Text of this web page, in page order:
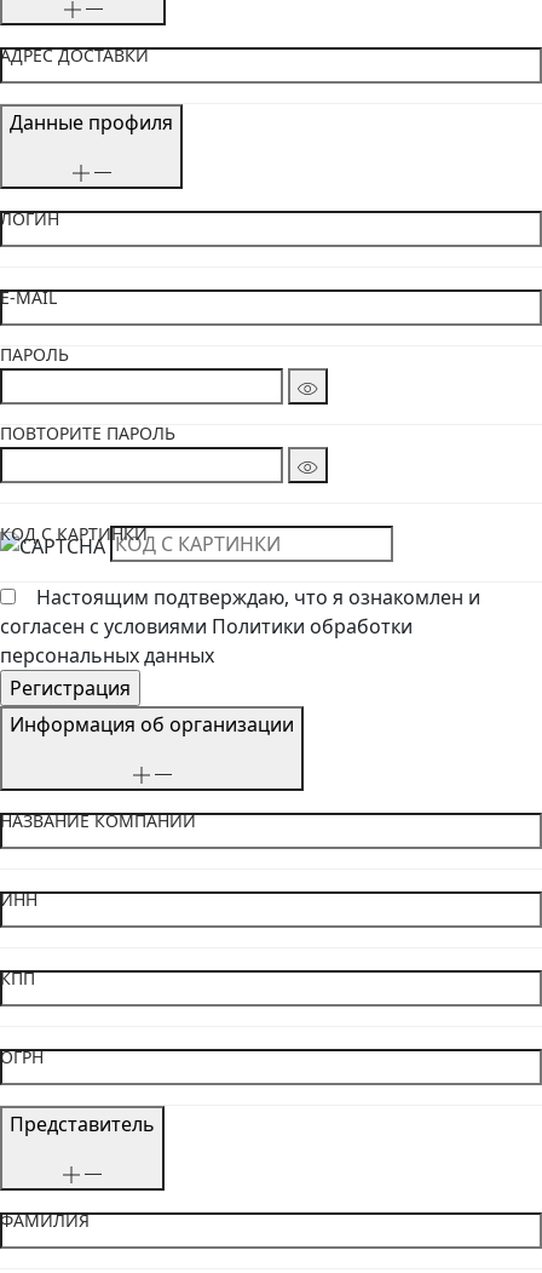
АДРЕС ДОСТАВКИ
Данные профиля
ЛОГИН
E-MAIL
ПАРОЛЬ
ПОВТОРИТЕ ПАРОЛЬ
КОД С КАРТИНКИ
Настоящим подтверждаю, что я ознакомлен и
согласен с условиями Политики обработки
персональных данных
Информация об организации
НАЗВАНИЕ КОМПАНИИ
ИНН
КПП
ОГРН
Представитель
ФАМИЛИЯ